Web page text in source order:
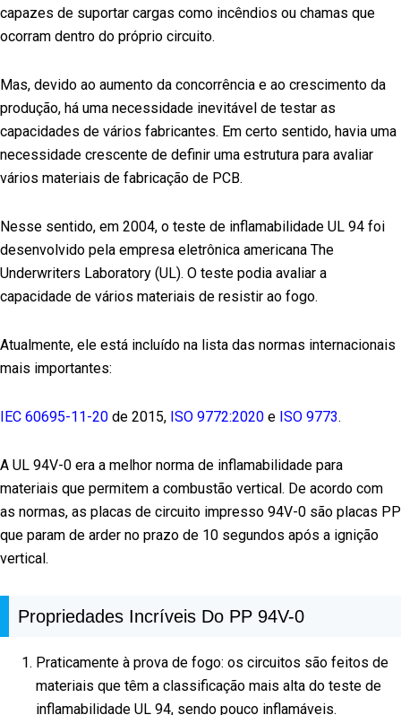
capazes de suportar cargas como incêndios ou chamas que
ocorram dentro do próprio circuito.
Mas, devido ao aumento da concorrência e ao crescimento da
produção, há uma necessidade inevitável de testar as
capacidades de vários fabricantes. Em certo sentido, havia uma
necessidade crescente de definir uma estrutura para avaliar
vários materiais de fabricação de PCB.
Nesse sentido, em 2004, o teste de inflamabilidade UL 94 foi
desenvolvido pela empresa eletrônica americana The
Underwriters Laboratory (UL). O teste podia avaliar a
capacidade de vários materiais de resistir ao fogo.
Atualmente, ele está incluído na lista das normas internacionais
mais importantes:
IEC 60695-11-20 de 2015, ISO 9772:2020 e ISO 9773.
A UL 94V-0 era a melhor norma de inflamabilidade para
materiais que permitem a combustão vertical. De acordo com
as normas, as placas de circuito impresso 94V-0 são placas PP
que param de arder no prazo de 10 segundos após a ignição
vertical.
Propriedades Incríveis Do PP 94V-0
Praticamente à prova de fogo: os circuitos são feitos de
materiais que têm a classificação mais alta do teste de
inflamabilidade UL 94, sendo pouco inflamáveis.